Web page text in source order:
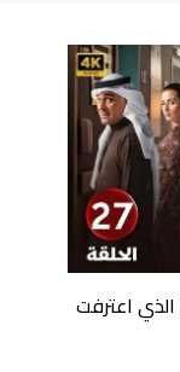
الحلقة الـ 27.. ما الذي اعترفت